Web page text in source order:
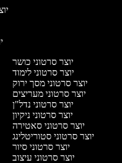
יוצר סרטוני כושר
יוצר סרטוני לימוד
יוצר סרטוני מסך ירוק
יוצר סרטוני מעריצים
יוצר סרטוני נדל"ן
יוצר סרטוני ניקיון
יוצר סרטוני סאטירה
יוצר סרטוני סטוריטלינג
יוצר סרטוני סיור
יוצר סרטוני עיצוב